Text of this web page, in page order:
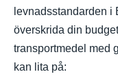
levnadsstandarden i
överskrida din
transportmedel med
kan lita på: